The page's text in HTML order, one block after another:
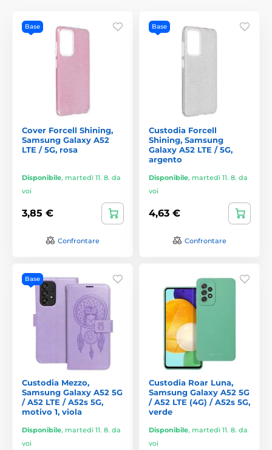
Base
Cover Forcell Shining,
Samsung Galaxy A52
LTE / 5G, rosa
Disponibile, martedì 11. 8. da
voi
3,85 €
Confrontare
Base
Custodia Forcell
Shining, Samsung
Galaxy A52 LTE / 5G,
argento
Disponibile, martedì 11. 8. da
voi
4,63 €
Confrontare
Base
Custodia Mezzo,
Samsung Galaxy A52 5G
/ A52 LTE / A52s 5G,
motivo 1, viola
Disponibile, martedì 11. 8. da
voi
Custodia Roar Luna,
Samsung Galaxy A52 5G
/ A52 LTE (4G) / A52s 5G,
verde
Disponibile, martedì 11. 8. da
voi